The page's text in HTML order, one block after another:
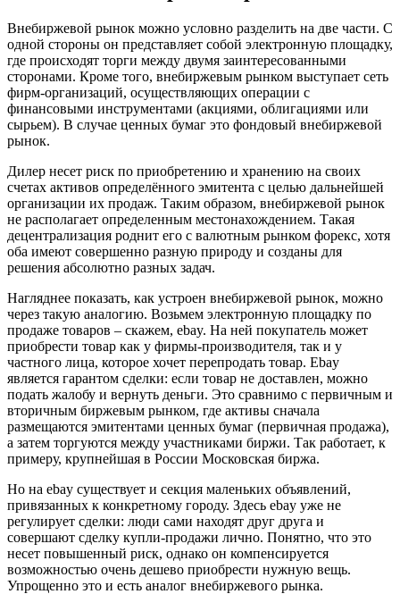
Внебиржевой рынок можно условно разделить на две части. С
одной стороны он представляет собой электронную площадку,
где происходят торги между двумя заинтересованными
сторонами. Кроме того, внебиржевым рынком выступает сеть
фирм-организаций, осуществляющих операции с
финансовыми инструментами (акциями, облигациями или
сырьем). В случае ценных бумаг это фондовый внебиржевой
рынок.
Дилер несет риск по приобретению и хранению на своих
счетах активов определённого эмитента с целью дальнейшей
организации их продаж. Таким образом, внебиржевой рынок
не располагает определенным местонахождением. Такая
децентрализация роднит его с валютным рынком форекс, хотя
оба имеют совершенно разную природу и созданы для
решения абсолютно разных задач.
Нагляднее показать, как устроен внебиржевой рынок, можно
через такую аналогию. Возьмем электронную площадку по
продаже товаров – скажем, ebay. На ней покупатель может
приобрести товар как у фирмы-производителя, так и у
частного лица, которое хочет перепродать товар. Ebay
является гарантом сделки: если товар не доставлен, можно
подать жалобу и вернуть деньги. Это сравнимо с первичным и
вторичным биржевым рынком, где активы сначала
размещаются эмитентами ценных бумаг (первичная продажа),
а затем торгуются между участниками биржи. Так работает, к
примеру, крупнейшая в России Московская биржа.
Но на ebay существует и секция маленьких объявлений,
привязанных к конкретному городу. Здесь ebay уже не
регулирует сделки: люди сами находят друг друга и
совершают сделку купли-продажи лично. Понятно, что это
несет повышенный риск, однако он компенсируется
возможностью очень дешево приобрести нужную вещь.
Упрощенно это и есть аналог внебиржевого рынка.